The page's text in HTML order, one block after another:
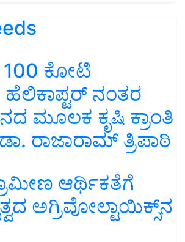
ಕೋಟಿ
ನಂತರ
ಮೂಲಕ ಕೃಷಿ ಕ್ರಾಂತಿ
ರಾಜಾರಾಮ್ ತ್ರಿಪಾಠಿ
ಆರ್ಥಿಕತೆಗೆ
ಅಗ್ರಿವೋಲ್ಟಾಯಿಕ್ಸ್‌ನ